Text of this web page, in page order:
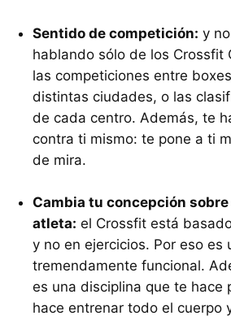
Sentido de competición: y
hablando sólo de los Crossfit
las competiciones entre
distintas ciudades, o las
de cada centro. Además, te
contra ti mismo: te pone a ti
de mira.
Cambia tu concepción sobre
atleta: el Crossfit está
y no en ejercicios. Por eso es
tremendamente funcional.
es una disciplina que te hace
hace entrenar todo el cuerpo